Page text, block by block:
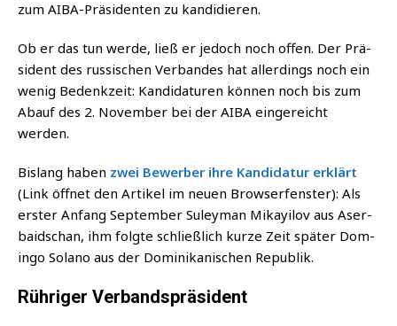
zum AIBA-Prä­si­den­ten zu kandidieren.
Ob er das tun wer­de, ließ er jedoch noch offen. Der Prä­
si­dent des rus­si­schen Ver­ban­des hat aller­dings noch ein
wenig Bedenk­zeit: Kan­di­da­tu­ren kön­nen noch bis zum
Abauf des 2. Novem­ber bei der AIBA ein­ge­reicht
werden.
Bis­lang haben zwei Bewer­ber ihre Kan­di­da­tur erklärt
(Link öff­net den Arti­kel im neu­en Brow­ser­fens­ter): Als
ers­ter Anfang Sep­tem­ber Suley­man Mikay­il­ov aus Aser­
bai­dschan, ihm folg­te schließ­lich kur­ze Zeit spä­ter Dom­
in­go Sola­no aus der Domi­ni­ka­ni­schen Republik.
Rühriger Verbandspräsident